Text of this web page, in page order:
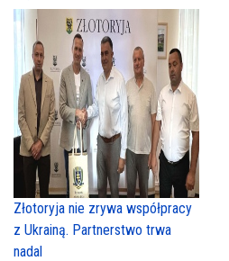
Złotoryja nie zrywa współpracy
z Ukrainą. Partnerstwo trwa
nadal